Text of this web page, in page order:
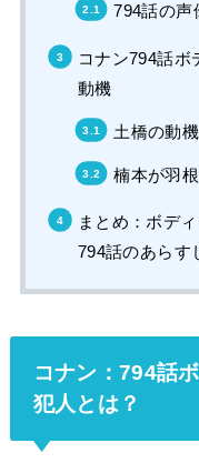
794話の声
コナン794話ボ
動機
土橋の動
楠本が羽
まとめ：ボデ
794話のあらす
コナン：794話
犯人とは？